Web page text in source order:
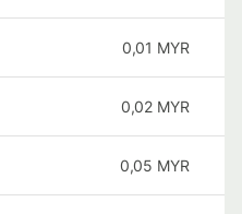
0,01 MYR
0,02 MYR
0,05 MYR